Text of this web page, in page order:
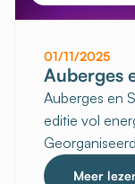
01/11/2025
Auberges
Auberges en
editie vol
Meer